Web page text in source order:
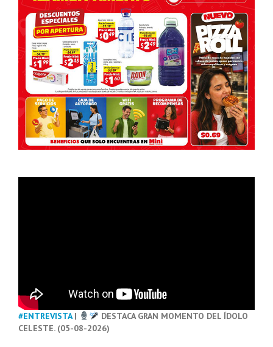
#ENTREVISTA|
DESTACA GRAN MOMENTO DEL ÍDOLO
CELESTE. (05-08-2026)